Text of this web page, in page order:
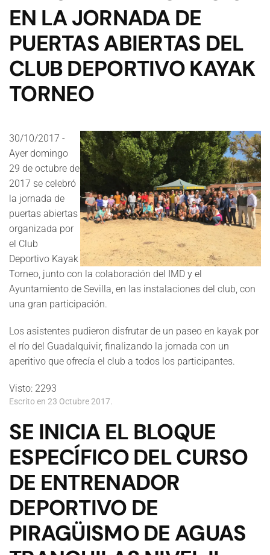
EN LA JORNADA DE
PUERTAS ABIERTAS DEL
CLUB DEPORTIVO KAYAK
TORNEO
30/10/2017 -
Ayer domingo
29 de octubre de
2017 se celebró
la jornada de
puertas abiertas
organizada por
el Club
Deportivo Kayak
Torneo, junto con la colaboración del IMD y el
Ayuntamiento de Sevilla, en las instalaciones del club, con
una gran participación.
Los asistentes pudieron disfrutar de un paseo en kayak por
el río del Guadalquivir, finalizando la jornada con un
aperitivo que ofrecía el club a todos los participantes.
Visto: 2293
Escrito en 23 Octubre 2017.
SE INICIA EL BLOQUE
ESPECÍFICO DEL CURSO
DE ENTRENADOR
DEPORTIVO DE
PIRAGÜISMO DE AGUAS